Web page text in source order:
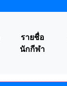
รายชื่อ
นักกีฬา